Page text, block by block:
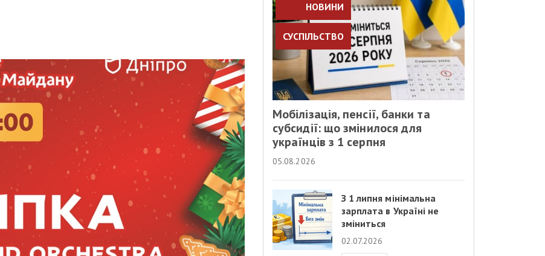
НОВИНИ
СУСПІЛЬСТВО
Мобілізація, пенсії, банки та
субсидії: що змінилося для
українців з 1 серпня
05.08.2026
З 1 липня мінімальна
зарплата в Україні не
зміниться
02.07.2026